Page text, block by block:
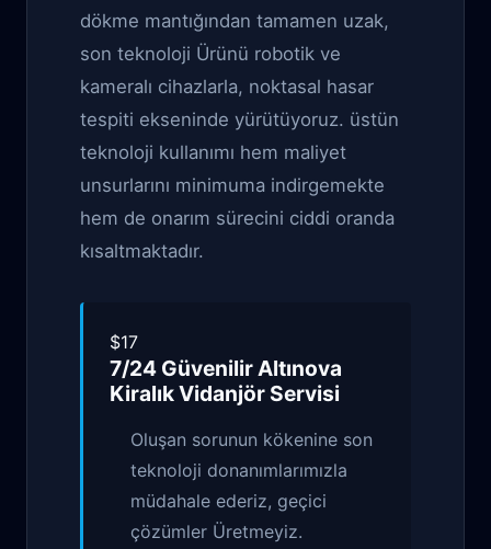
dökme mantığından tamamen uzak,
son teknoloji Ürünü robotik ve
kameralı cihazlarla, noktasal hasar
tespiti ekseninde yürütüyoruz. üstün
teknoloji kullanımı hem maliyet
unsurlarını minimuma indirgemekte
hem de onarım sürecini ciddi oranda
kısaltmaktadır.
$17
7/24 GüvenilirAltınova
Kiralık Vidanjör Servisi
Oluşan sorunun kökenine son
teknoloji donanımlarımızla
müdahale ederiz, geçici
çözümler Üretmeyiz.